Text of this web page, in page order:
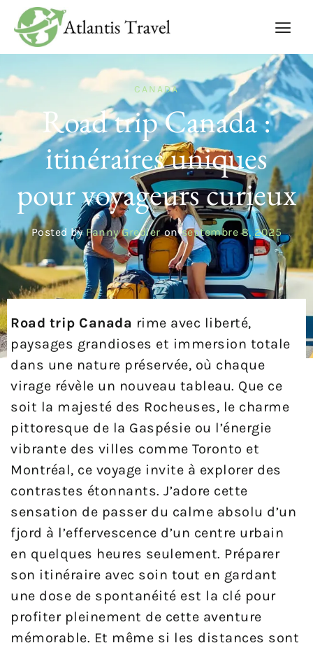
CANADA
Road trip Canada :
itinéraires uniques
pour voyageurs curieux
Posted by Fanny Gredier on septembre 8, 2025
Road trip Canada rime avec liberté,
paysages grandioses et immersion totale
dans une nature préservée, où chaque
virage révèle un nouveau tableau. Que ce
soit la majesté des Rocheuses, le charme
pittoresque de la Gaspésie ou l’énergie
vibrante des villes comme Toronto et
Montréal, ce voyage invite à explorer des
contrastes étonnants. J’adore cette
sensation de passer du calme absolu d’un
fjord à l’effervescence d’un centre urbain
en quelques heures seulement. Préparer
son itinéraire avec soin tout en gardant
une dose de spontanéité est la clé pour
profiter pleinement de cette aventure
mémorable. Et même si les distances sont